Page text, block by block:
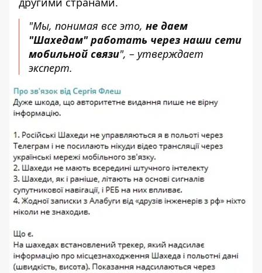
"Мы, понимая все это, не даем
"Шахедам" работать через наши сети
мобильной связи", – утверждает
эксперт.